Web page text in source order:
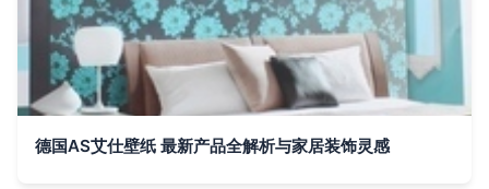
德国AS艾仕壁纸 最新产品全解析与家居装饰灵感